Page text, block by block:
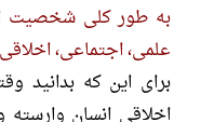
به طور کلی شخصیت
علمی، اجتماعی،
برای این که
اخلاقی انسان